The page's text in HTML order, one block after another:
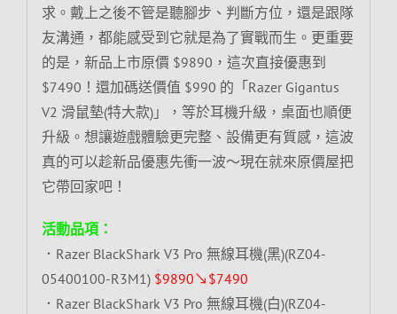
求。戴上之後不管是聽腳步、判斷方位，還是跟隊
友溝通，都能感受到它就是為了實戰而生。更重要
的是，新品上市原價 $9890，這次直接優惠到
$7490！還加碼送價值 $990 的「Razer Gigantus
V2 滑鼠墊(特大款)」，等於耳機升級，桌面也順便
升級。想讓遊戲體驗更完整、設備更有質感，這波
真的可以趁新品優惠先衝一波～現在就來原價屋把
它帶回家吧！
活動品項：
．Razer BlackShark V3 Pro 無線耳機(黑)(RZ04-
05400100-R3M1) $9890↘$7490
．Razer BlackShark V3 Pro 無線耳機(白)(RZ04-